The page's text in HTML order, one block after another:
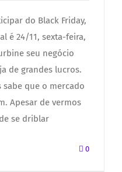
do Black Friday,
é 24/11, sexta-feira,
seu negócio
de grandes lucros.
sabe que o mercado
Apesar de vermos
se driblar
0